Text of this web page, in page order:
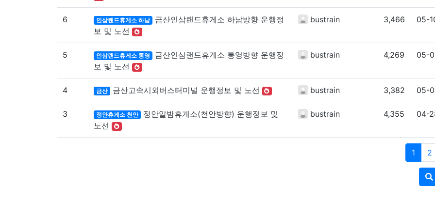
6 인삼랜드휴게소 하남
금산인삼랜드휴게소 하남방향 운행정
보 및 노선
bustrain 3,466 05-
5 인삼랜드휴게소 통영
금산인삼랜드휴게소 통영방향 운행정
보 및 노선
bustrain 4,269 05-
4 금산 금산고속시외버스터미널 운행정보 및 노선 bustrain 3,382 05-
3 정안휴게소 천안
정안알밤휴게소(천안방향) 운행정보 및
노선
bustrain 4,355 04-
1 2